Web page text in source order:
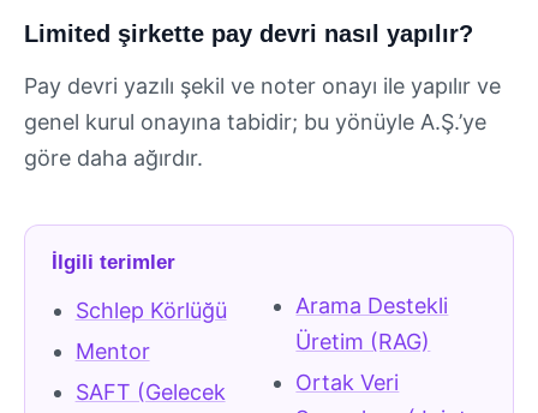
Limited şirkette pay devri nasıl yapılır?
Pay devri yazılı şekil ve noter onayı ile yapılır ve
genel kurul onayına tabidir; bu yönüyle A.Ş.’ye
göre daha ağırdır.
İlgili terimler
Schlep Körlüğü
Mentor
SAFT (Gelecek
Arama Destekli
Üretim (RAG)
Ortak Veri